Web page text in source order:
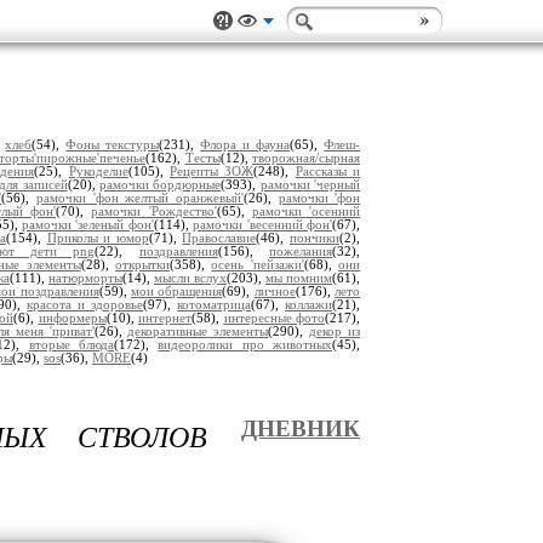
хлеб(54),Фоны текстуры(231),Флора и фауна(65),Флеш-
торты'пирожные'печенье(162), Тесты(12), творожная/сырная
(25), Рукоделие(105),Рецепты ЗОЖ(248), Рассказы и
записей(20), рамочки бордюрные(393), рамочки 'черный
(56),рамочки 'фон желтый оранжевый'(26), рамочки 'фон
фон'(70),рамочки 'Рождество'(65), рамочки 'осенний
рамочки 'зеленый фон'(114),рамочки 'весенний фон'(67),
(154), Приколы и юмор(71),Православие(46), пончики(2),
дети png(22), поздравления(156),пожелания(32),
элементы(28), открытки(358),осень 'пейзажи'(68),они
(111), натюрморты(14), мысли вслух(203), мы помним(61),
поздравления(59),мои обращения(69), личное(176), лето
красота и здоровье(97),котоматрица(67),коллажи(21),
(6), информеры(10), интернет(58), интересные фото(217),
меня 'приват'(26), декоративные элементы(290), декор из
вторые блюда(172),видеоролики про животных(45),
(29), sos(36), MORE(4)
СТВОЛОВ ДНЕВНИК